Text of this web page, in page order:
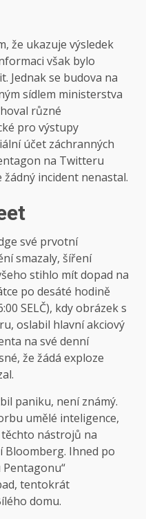
že ukazuje výsledek
však bylo
Jednak se budova na
sídlem ministerstva
různé
pro výstupy
účet záchranných
na Twitteru
incident nenastal.
své prvotní
smazaly, šíření
stihlo mít dopad na
po desáté hodině
SELČ), kdy obrázek s
oslabil hlavní akciový
na své denní
že žádá exploze
paniku, není známý.
umělé inteligence,
nástrojů na
Bloomberg. Ihned po
tentokrát
domu.